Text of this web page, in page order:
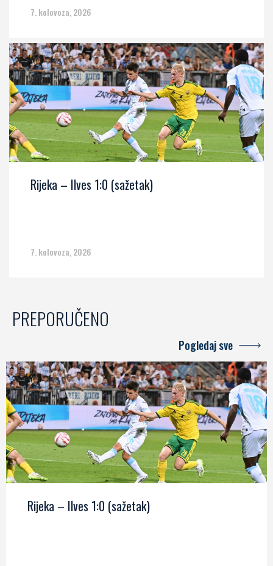
7. kolovoza, 2026
Rijeka – Ilves 1:0 (sažetak)
7. kolovoza, 2026
PREPORUČENO
Pogledaj sve
Rijeka – Ilves 1:0 (sažetak)